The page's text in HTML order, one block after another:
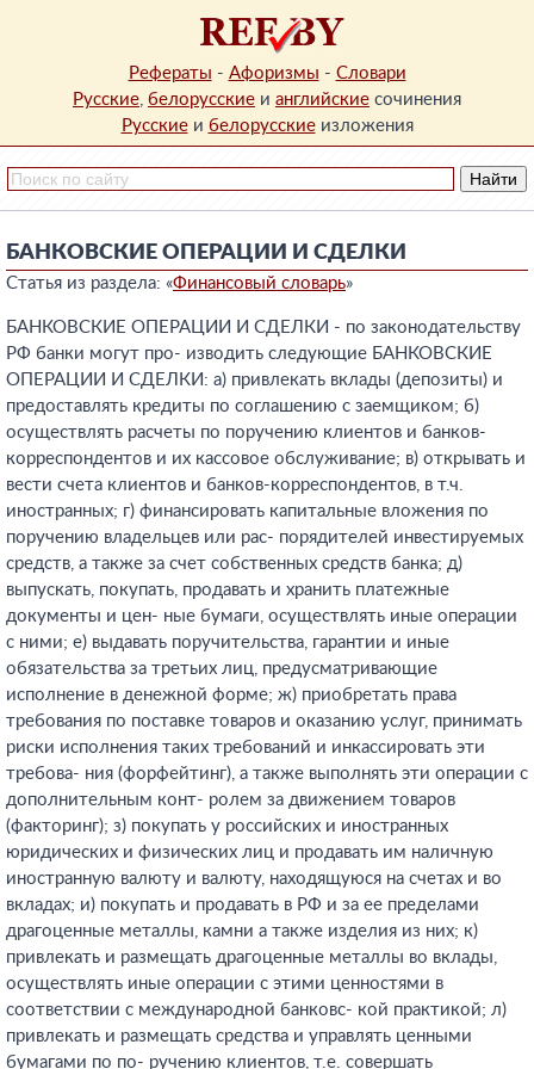
Рефераты - Афоризмы - Словари
Русские, белорусские и английские сочинения
Русскиеи белорусскиеизложения
БАНКОВСКИЕ ОПЕРАЦИИ И СДЕЛКИ
Статья из раздела: «Финансовый словарь»
БАНКОВСКИЕ ОПЕРАЦИИ И СДЕЛКИ - по законодательству
РФ банки могут про- изводить следующие БАНКОВСКИЕ
ОПЕРАЦИИ И СДЕЛКИ: а) привлекать вклады (депозиты) и
предоставлять кредиты по соглашению с заемщиком; б)
осуществлять расчеты по поручению клиентов и банков-
корреспондентов и их кассовое обслуживание; в) открывать и
вести счета клиентов и банков-корреспондентов, в т.ч.
иностранных; г) финансировать капитальные вложения по
поручению владельцев или рас- порядителей инвестируемых
средств, а также за счет собственных средств банка; д)
выпускать, покупать, продавать и хранить платежные
документы и цен- ные бумаги, осуществлять иные операции
с ними; е) выдавать поручительства, гарантии и иные
обязательства за третьих лиц, предусматривающие
исполнение в денежной форме; ж) приобретать права
требования по поставке товаров и оказанию услуг, принимать
риски исполнения таких требований и инкассировать эти
требова- ния (форфейтинг), а также выполнять эти операции с
дополнительным конт- ролем за движением товаров
(факторинг); з) покупать у российских и иностранных
юридических и физических лиц и продавать им наличную
иностранную валюту и валюту, находящуюся на счетах и во
вкладах; и) покупать и продавать в РФ и за ее пределами
драгоценные металлы, камни а также изделия из них; к)
привлекать и размещать драгоценные металлы во вклады,
осуществлять иные операции с этими ценностями в
соответствии с международной банковс- кой практикой; л)
привлекать и размещать средства и управлять ценными
бумагами по по- ручению клиентов, т.е. совершать